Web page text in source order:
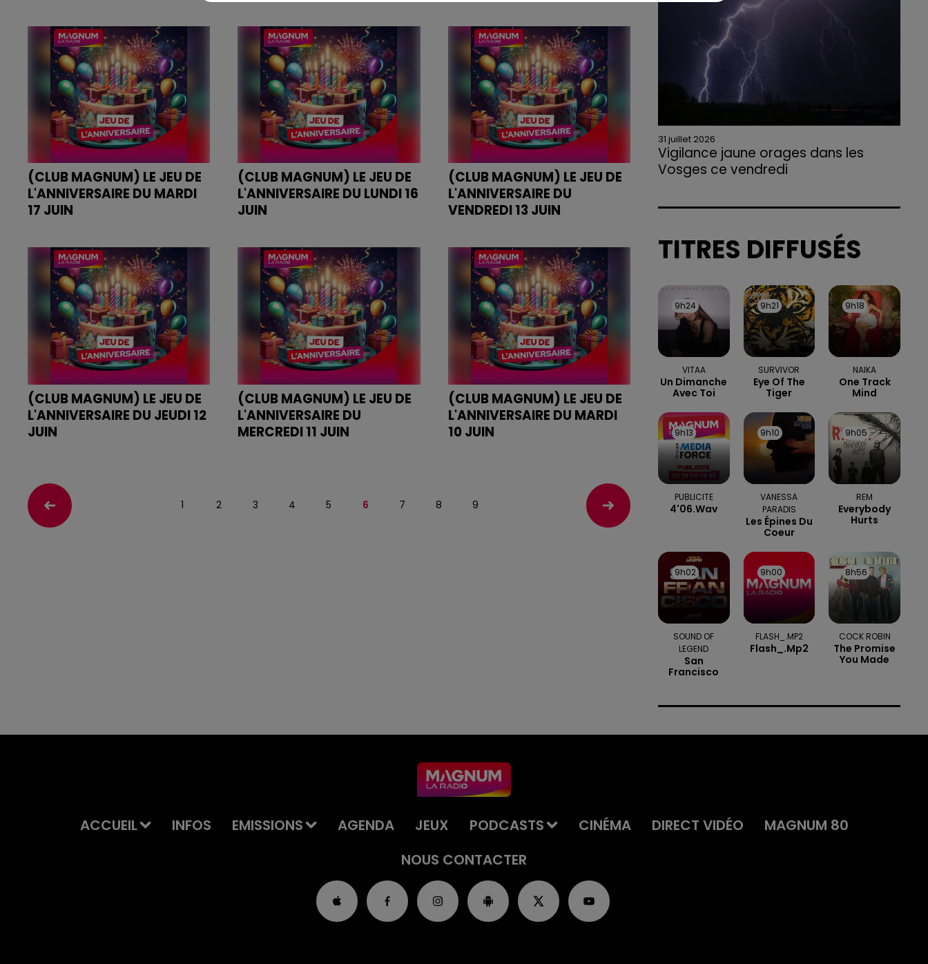
VENDREDI 20 JUIN
JEU DE L'ANNIVERSAIRE DU JEUDI
19 JUIN
JEU DE L'ANNIVERSAIRE DU
MERCREDI 18 JUIN
(CLUB MAGNUM) LE JEU DE
L'ANNIVERSAIRE DU MARDI
17 JUIN
17 JUIN
(CLUB MAGNUM) LE JEU DE
L'ANNIVERSAIRE DU LUNDI 16
JUIN
16 JUIN
(CLUB MAGNUM) LE JEU DE
L'ANNIVERSAIRE DU
VENDREDI 13 JUIN
VENDREDI 13 JUIN
(CLUB MAGNUM) LE JEU DE
L'ANNIVERSAIRE DU JEUDI 12
JUIN
(CLUB MAGNUM) LE JEU DE
L'ANNIVERSAIRE DU
MERCREDI 11 JUIN
(CLUB MAGNUM) LE JEU DE
L'ANNIVERSAIRE DU MARDI
10 JUIN
1 2 3 4 5 6 7 8 9
31 juillet 2026
Vigilance jaune orages dans les
Vosges ce vendredi
précipitations sont attendues en deuxième
Vosges.
TITRES DIFFUSÉS
9h24
9h24
VITAA
Un Dimanche
Avec Toi
9h21
9h21
SURVIVOR
Eye Of The
Tiger
9h18
9h18
NAIKA
One Track
Mind
9h13
9h13
PUBLICITE
4'06.wav
9h10
9h10
VANESSA
PARADIS
Les Épines Du
Coeur
9h05
9h05
REM
Everybody
Hurts
9h02
9h02
SOUND OF
LEGEND
San
Francisco
9h00
9h00
FLASH_.MP2
Flash_.mp2
8h56
8h56
COCK ROBIN
The Promise
You Made
ACCUEIL INFOS EMISSIONS AGENDA JEUX PODCASTS CINÉMA DIRECT VIDÉO
MAGNUM 80
NOUS CONTACTER